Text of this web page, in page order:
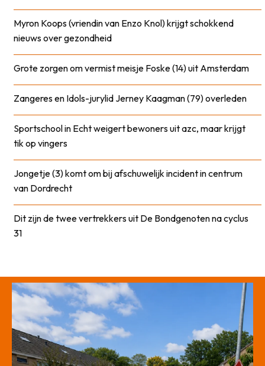
Myron Koops (vriendin van Enzo Knol) krijgt schokkend
nieuws over gezondheid
Grote zorgen om vermist meisje Foske (14) uit Amsterdam
Zangeres en Idols-jurylid Jerney Kaagman (79) overleden
Sportschool in Echt weigert bewoners uit azc, maar krijgt
tik op vingers
Jongetje (3) komt om bij afschuwelijk incident in centrum
van Dordrecht
Dit zijn de twee vertrekkers uit De Bondgenoten na cyclus
31